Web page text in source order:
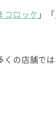
コロッケ 」「
の店舗で